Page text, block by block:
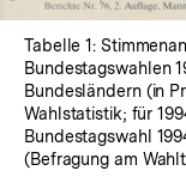
Tabelle 1:
Bundestagswahlen
Bundesländern (in
Wahlstatistik; für
Bundestagswahl
(Befragung am